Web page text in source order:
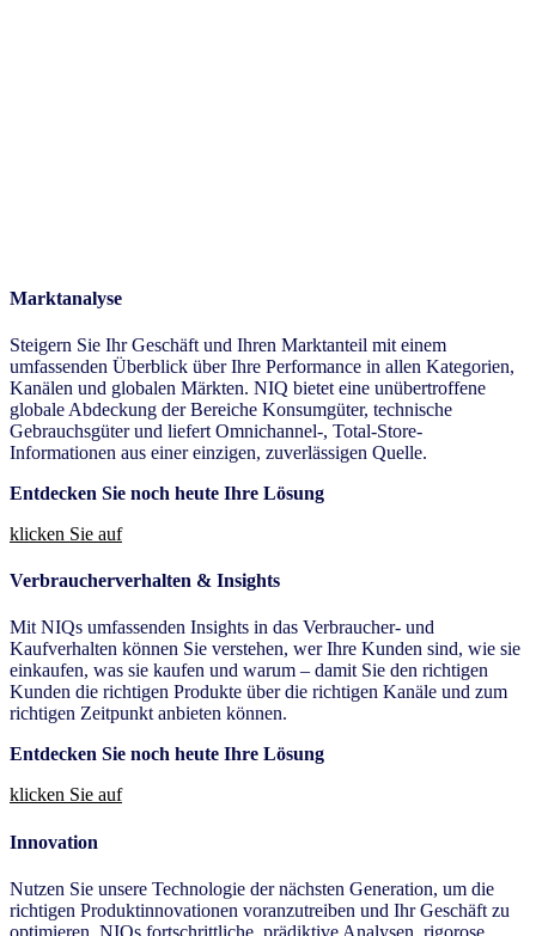
Marktanalyse
Steigern Sie Ihr Geschäft und Ihren Marktanteil mit einem
umfassenden Überblick über Ihre Performance in allen Kategorien,
Kanälen und globalen Märkten. NIQ bietet eine unübertroffene
globale Abdeckung der Bereiche Konsumgüter, technische
Gebrauchsgüter und liefert Omnichannel-, Total-Store-
Informationen aus einer einzigen, zuverlässigen Quelle.
Entdecken Sie noch heute Ihre Lösung
klicken Sie auf
Verbraucherverhalten & Insights
Mit NIQs umfassenden Insights in das Verbraucher- und
Kaufverhalten können Sie verstehen, wer Ihre Kunden sind, wie sie
einkaufen, was sie kaufen und warum – damit Sie den richtigen
Kunden die richtigen Produkte über die richtigen Kanäle und zum
richtigen Zeitpunkt anbieten können.
Entdecken Sie noch heute Ihre Lösung
klicken Sie auf
Innovation
Nutzen Sie unsere Technologie der nächsten Generation, um die
richtigen Produktinnovationen voranzutreiben und Ihr Geschäft zu
optimieren. NIQs fortschrittliche, prädiktive Analysen, rigorose